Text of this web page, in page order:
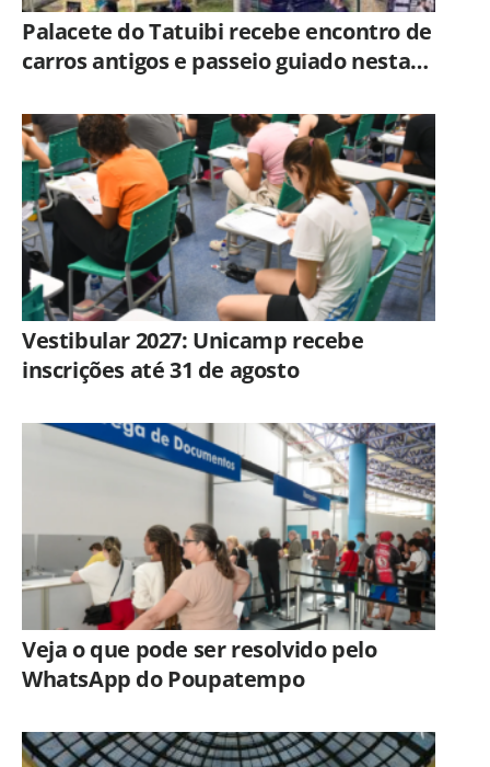
Palacete do Tatuibi recebe encontro de
carros antigos e passeio guiado nesta
Vestibular 2027: Unicamp recebe
inscrições até 31 de agosto
Veja o que pode ser resolvido pelo
WhatsApp do Poupatempo